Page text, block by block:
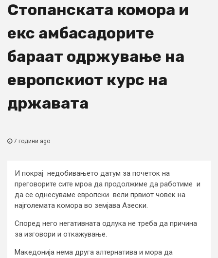
Стопанската комора и
екс амбасадорите
бараат одржување на
европскиот курс на
државата
7 години ago
И покрај недобивањето датум за почеток на
преговорите сите мроа да продолжиме да работиме и
да се однесуваме европски вели првиот човек на
најголемата комора во земјава Азески.
Според него негативната одлука не треба да причина
за изговори и откажување.
Македонија нема друга алтернатива и мора да